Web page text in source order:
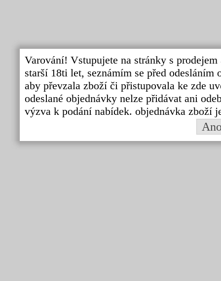
Varování! Vstupujete na stránky s
starší 18ti let, seznámím se před
aby převzala zboží či přistupovala ke zde
odeslané objednávky nelze přidávat ani
výzva k podání nabídek. objednávka zboží